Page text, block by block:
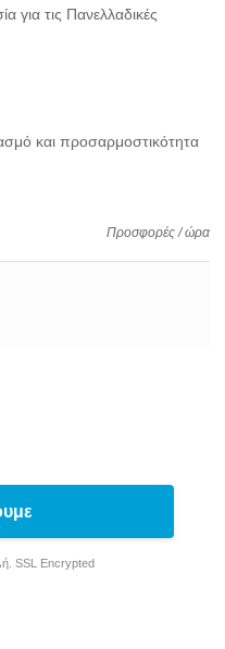
για τις Πανελλαδικές
και προσαρμοστικότητα
Προσφορές / ώρα
SSL Encrypted